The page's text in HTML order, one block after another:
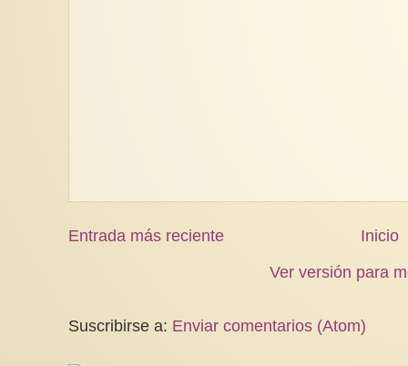
Entrada más reciente
Inicio
Ver versión para
Suscribirse a: Enviar comentarios (Atom)